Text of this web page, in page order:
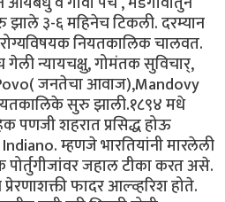
झाले ३-६ महिनेच टिकली. दरम्यान
नियतकालिक चालवत.
न्यायचक्षु, गोमंतक सुविचार्,
जनतेचा आवाज),Mandovy
सुरु झाली.१८९४ मधे
पणजी शहरात प्रसिद्ध होऊ
म्हणजे भारतियांनी मारलेली
पोर्तुगीजांवर जहाल टीका करत असे.
फादर आल्व्हरिश होते.